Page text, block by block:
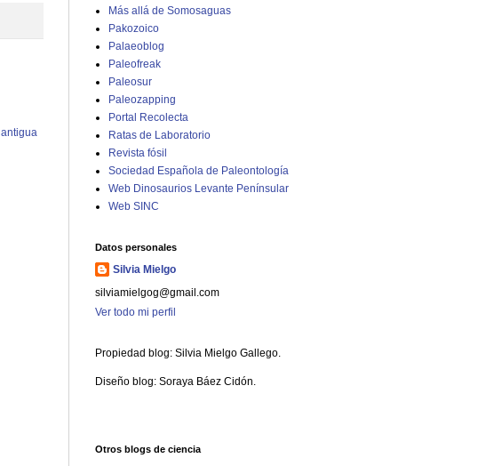
Más allá de Somosaguas
Pakozoico
Palaeoblog
Paleofreak
Paleosur
Paleozapping
Portal Recolecta
Ratas de Laboratorio
Revista fósil
Sociedad Española de Paleontología
Web Dinosaurios Levante Penínsular
Web SINC
Datos personales
Silvia Mielgo
silviamielgog@gmail.com
Ver todo mi perfil
Propiedad blog: Silvia Mielgo Gallego.
Diseño blog: Soraya Báez Cidón.
Otros blogs de ciencia